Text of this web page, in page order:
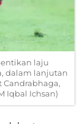
laju
dalam lanjutan
Candrabhaga,
Iqbal Ichsan)